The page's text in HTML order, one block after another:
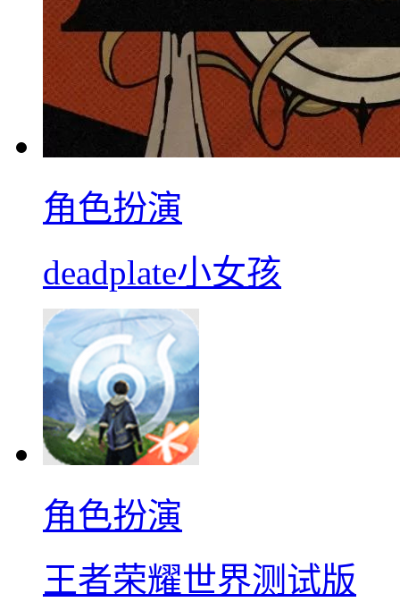
角色扮演
deadplate小女孩
角色扮演
王者荣耀世界测试版